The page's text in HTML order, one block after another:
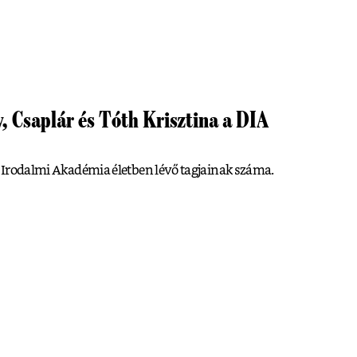
Csaplár és Tóth Krisztina a DIA
Akadémia életben lévő tagjainak száma.